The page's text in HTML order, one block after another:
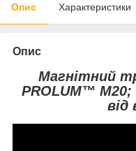
Опис Характеристики
Опис
Магнітний
PROLUM™ M20;
від